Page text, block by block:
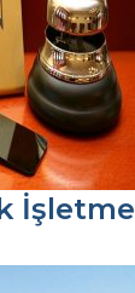
İşletme